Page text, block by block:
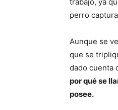
perro
Aunque se
que se
dado cuenta
por qué se
posee.